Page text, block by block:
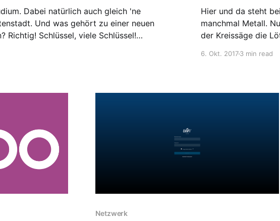
Dabei natürlich auch gleich 'ne
Und was gehört zu einer neuen
Richtig! Schlüssel, viele Schlüssel!
Hier und da steht
manchmal Metall.
der Kreissäge die
6. Okt. 20173 min read
Netzwerk